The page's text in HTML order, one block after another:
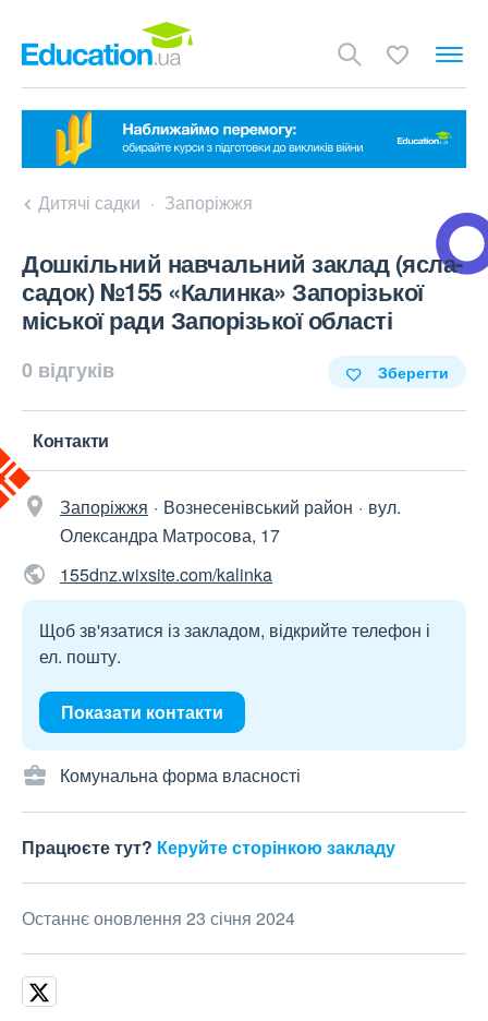
Дитячі садки Запоріжжя
Дошкільний навчальний заклад (ясла-
садок) №155 «Калинка» Запорізької
міської ради Запорізької області
0 відгуків Зберегти
Контакти
Запоріжжя Вознесенівський район
вул.
Олександра Матросова, 17
155dnz.wixsite.com/kalinka
Щоб зв'язатися із закладом, відкрийте телефон і
ел. пошту.
Показати контакти
Комунальна форма власності
Працюєте тут? Керуйте сторінкою закладу
Останнє оновлення 23 січня 2024